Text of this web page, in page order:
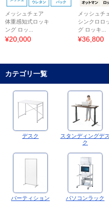
メッシュチェア
体重感知式ロッキ
ング ロッ...
¥20,000
メッシュチ
シンクロロ
グ ロッキ...
¥36,800
カテゴリ一覧
デスク
スタンディングデス
ク
パーティション パソコンラック